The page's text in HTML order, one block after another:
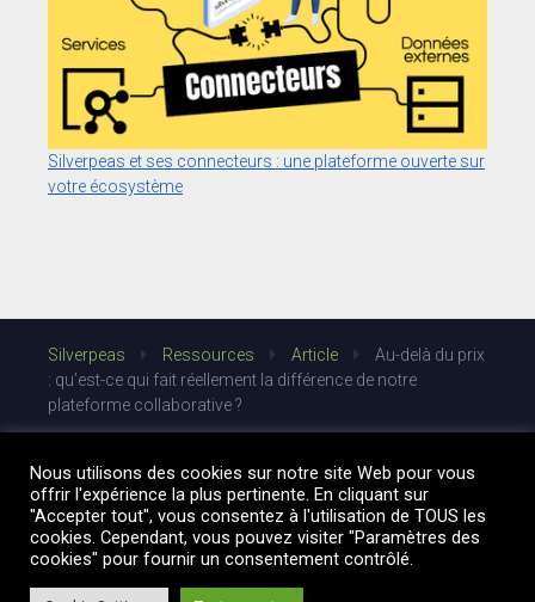
Silverpeas et ses connecteurs : une plateforme ouverte sur
votre écosystème
Silverpeas Ressources Article
Au-delà du prix
: qu’est-ce qui fait réellement la différence de notre
plateforme collaborative ?
Nous utilisons des cookies sur notre site Web pour vous
offrir l'expérience la plus pertinente. En cliquant sur
"Accepter tout", vous consentez à l'utilisation de TOUS les
cookies. Cependant, vous pouvez visiter "Paramètres des
cookies" pour fournir un consentement contrôlé.